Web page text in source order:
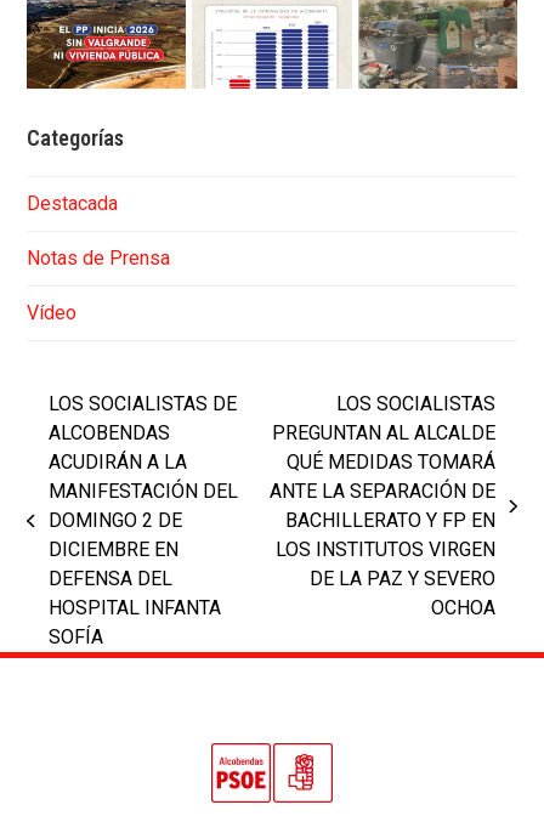
Categorías
Destacada
Notas de Prensa
Vídeo
previous
post:
LOS SOCIALISTAS DE
ALCOBENDAS
ACUDIRÁN A LA
MANIFESTACIÓN DEL
DOMINGO 2 DE
DICIEMBRE EN
DEFENSA DEL
HOSPITAL INFANTA
SOFÍA
next
post:
LOS SOCIALISTAS
PREGUNTAN AL ALCALDE
QUÉ MEDIDAS TOMARÁ
ANTE LA SEPARACIÓN DE
BACHILLERATO Y FP EN
LOS INSTITUTOS VIRGEN
DE LA PAZ Y SEVERO
OCHOA